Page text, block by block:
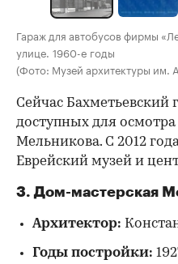
Гараж для автобусов фирмы
улице. 1960-е годы
(Фото: Музей архитектуры им.
Сейчас
доступных для
Мельникова. С 2012
Еврейский музей и
3. Дом-мастерская
Архитектор:
Годы постройки: